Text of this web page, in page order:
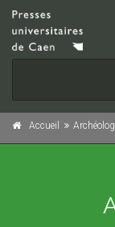
Accueil